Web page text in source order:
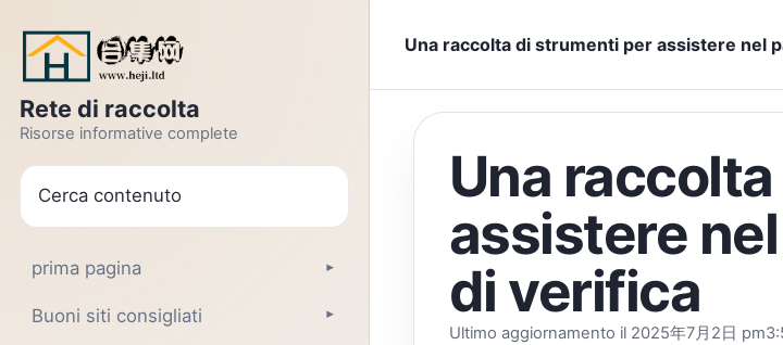
Rete di raccolta
Risorse informative complete
ricerca
prima pagina ▾
Buoni siti consigliati ▾
Una raccolta di strumenti per assistere nel
Una
assistere
di verifica
Ultimo aggiornamento il 2025年7月2日 pm3